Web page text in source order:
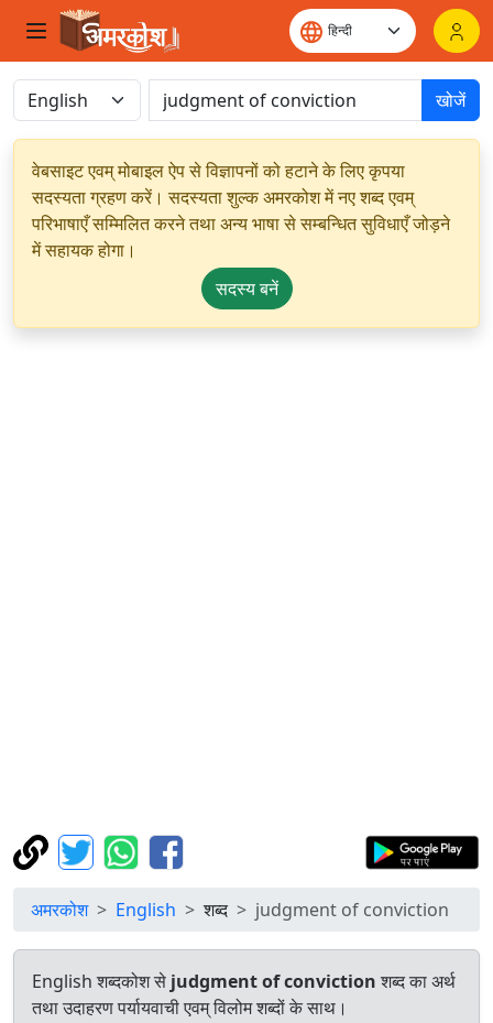
खोजें
वेबसाइट एवम् मोबाइल ऐप से विज्ञापनों को हटाने के लिए कृपया
सदस्यता ग्रहण करें। सदस्यता शुल्क अमरकोश में नए शब्द एवम्
परिभाषाएँ सम्मिलित करने तथा अन्य भाषा से सम्बन्धित सुविधाएँ जोड़ने
में सहायक होगा।
सदस्य बनें
अमरकोश English शब्द judgment of conviction
English शब्दकोश से judgment of convictionशब्द का अर्थ
तथा उदाहरण पर्यायवाची एवम् विलोम शब्दों के साथ।